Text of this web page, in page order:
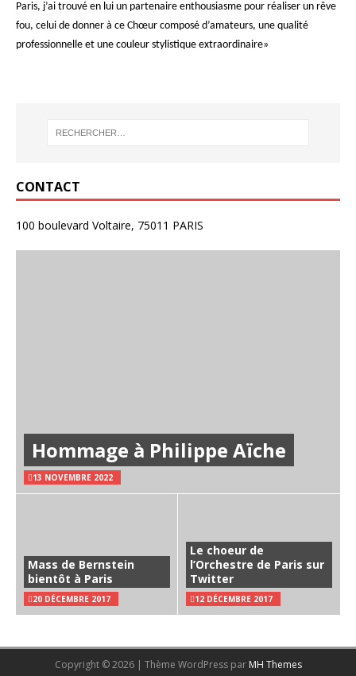
Paris, j’ai trouvé en lui un partenaire enthousiasme pour réaliser un rêve
fou, celui de donner à ce Chœur composé d’amateurs, une qualité
professionnelle et une couleur stylistique extraordinaire»
CONTACT
100 boulevard Voltaire, 75011 PARIS
Hommage à Philippe Aïche
13 NOVEMBRE 2022
Mass de Bernstein
bientôt à Paris
20 DÉCEMBRE 2017
Le choeur de
l’Orchestre de Paris sur
Twitter
12 DÉCEMBRE 2017
Copyright © 2026 | Thème WordPress par MH Themes